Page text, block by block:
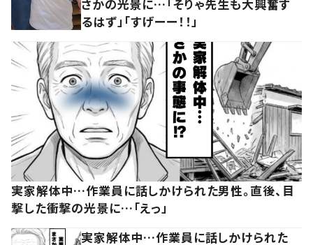
さかの光景に…「そりゃ先生も大興奮す
るはず」「すげーー！！」
実家解体中…作業員に話しかけられた男性。直後、目
撃した衝撃の光景に…「えっ」
実家解体中…作業員に話しかけられた